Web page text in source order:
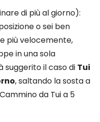
di più al giorno):
o sei ben
più velocemente,
in una sola
suggerito il caso di Tui
, saltando la sosta a
da Tui a 5